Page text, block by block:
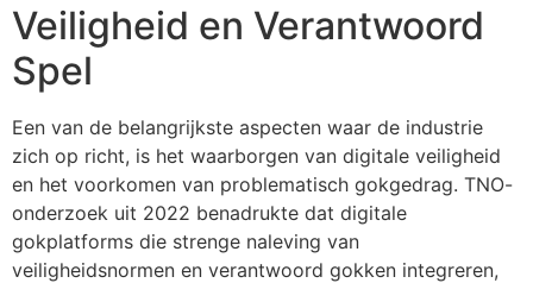
Veiligheid en Verantwoord
Spel
Een van de belangrijkste aspecten waar de industrie
zich op richt, is het waarborgen van digitale veiligheid
en het voorkomen van problematisch gokgedrag. TNO-
onderzoek uit 2022 benadrukte dat digitale
gokplatforms die strenge naleving van
veiligheidsnormen en verantwoord gokken integreren,